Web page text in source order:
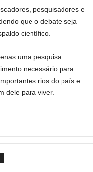
pesquisadores e
que o debate seja
científico.
uma pesquisa
necessário para
rios do país e
dele para viver.